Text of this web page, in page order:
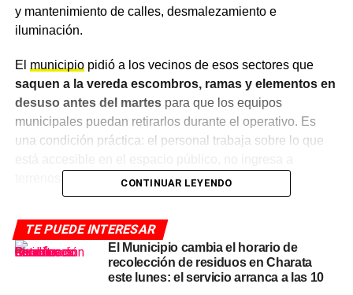
y mantenimiento de calles, desmalezamiento e
iluminación.
El municipiopidió a los vecinos de esos sectores que
saquen a la vereda escombros, ramas y elementos en
desuso antes del martespara que los equipos
municipales puedan retirarlos durante el operativo. Es
una condición práctica: el personal trabaja sobre lo que
Qué tareas se realizan en cada
barrio
El operativo cubre cuatro frentes simultáneos. La
CONTINUAR LEYENDO
TE PUEDE INTERESAR
El Municipio cambia el horario de
recolección de residuos en Charata
este lunes: el servicio arranca a las 10